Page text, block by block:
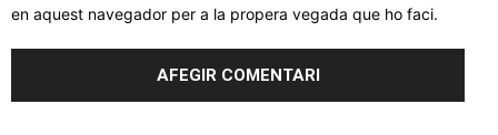
en aquest navegador per a la propera vegada que ho faci.